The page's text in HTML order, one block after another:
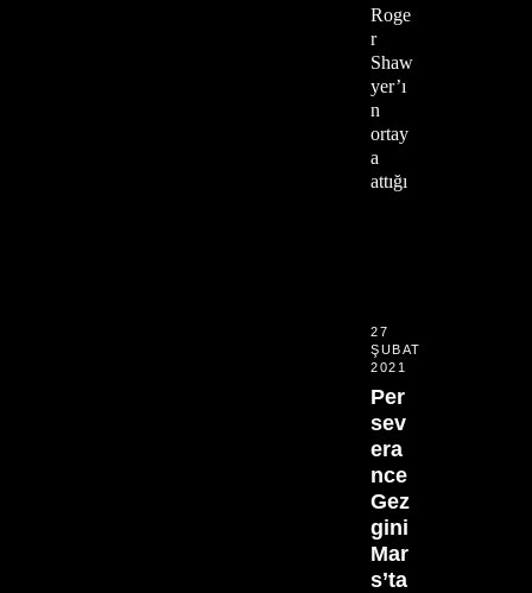
Roge
r
Shaw
yer’ı
n
ortay
a
attığı
27
ŞUBAT
2021
Per
sev
era
nce
Gez
gini
Mar
s’ta